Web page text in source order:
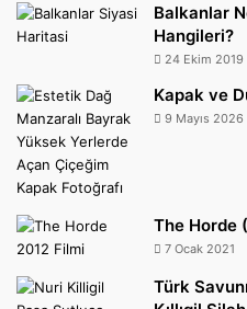
Balkanlar
Hangileri?
24 Ekim 2019
Kapak ve
9 Mayıs 2026
The Horde
7 Ocak 2021
Türk